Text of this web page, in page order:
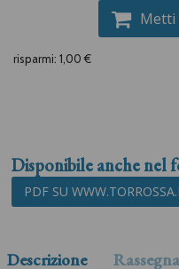
Metti
risparmi: 1,00 €
Disponibile anche nel
PDF SU
Descrizione